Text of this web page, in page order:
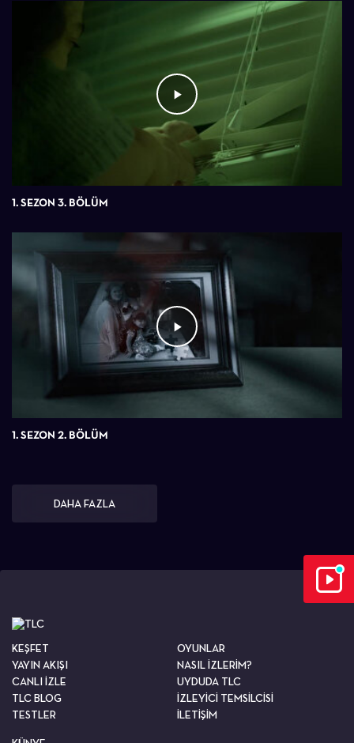
1. SEZON 3. BÖLÜM
1. SEZON 2. BÖLÜM
DAHA FAZLA
KEŞFET
YAYIN AKIŞI
CANLI İZLE
TLC BLOG
TESTLER
OYUNLAR
NASIL İZLERİM?
UYDUDA TLC
İZLEYİCİ TEMSİLCİSİ
İLETİŞİM